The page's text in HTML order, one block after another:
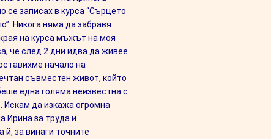
се записах в курса “Сърцето
Никога няма да забравя
на курса мъжът на моя
че след 2 дни идва да живее
начало на
съвместен живот, който
една голяма неизвестна с
да изкажа огромна
Ирина за труда и
й, за винаги точните